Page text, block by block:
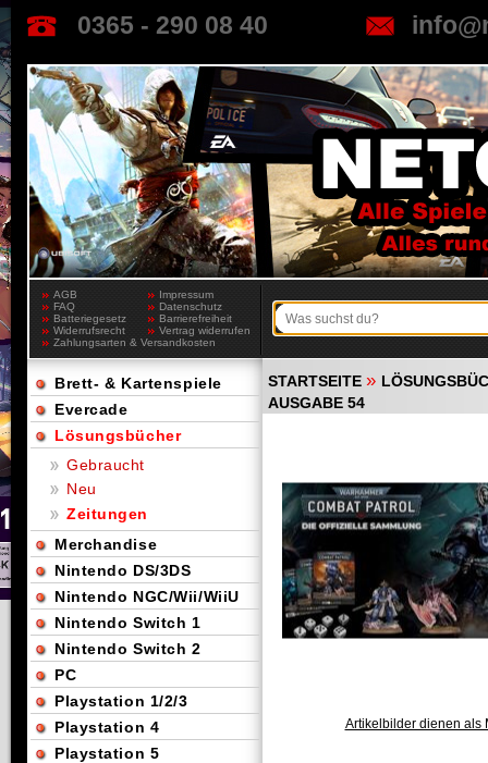
0365 - 290 08 40
AGB
Impressum
FAQ
Datenschutz
Batteriegesetz
Barrierefreiheit
Widerrufsrecht
Vertrag widerrufen
Zahlungsarten & Versandkosten
STARTSEITE »
AUSGABE 54
Artikelbilder dienen als
Brett- & Kartenspiele
Evercade
Lösungsbücher
Gebraucht
Neu
Zeitungen
Merchandise
Nintendo DS/3DS
Nintendo NGC/Wii/WiiU
Nintendo Switch 1
Nintendo Switch 2
PC
Playstation 1/2/3
Playstation 4
Playstation 5